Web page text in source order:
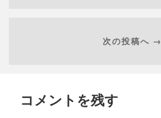
次の投稿へ →
コメントを残す